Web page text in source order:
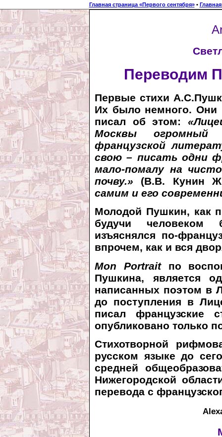
Главная страница «Первого сентября»•
Переводим
Первые стихи
Их было немного. Они
писал об этом:
Москвы
французской
свою – писать одни
мало-помалу на
почву.» (В.В. Кунин
самим и его
Молодой Пушкин, как
будучи человеком
изъяснялся по-
впрочем, как и вся
Mon Portraitпо
Пушкина, является
написанных поэтом в
до поступления в
писал французские
опубликовано только
Стихотворной
русском языке до
средней
Нижегородской
перевода с